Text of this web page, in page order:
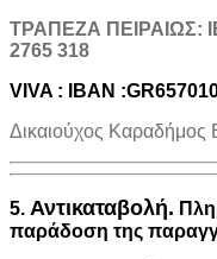
TΡΑΠΕΖΑ ΠΕΙΡΑΙΩΣ:
2765 318
VIVA : IBAN
Δικαιούχος Καραδήμος
5. Αντικαταβολή.
παράδοση της